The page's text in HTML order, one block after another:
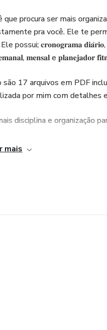
que procura ser mais
pra você. Ele te
possui; 𝐜𝐫𝐨𝐧𝐨𝐠𝐫𝐚𝐦𝐚 𝐝𝐢𝐚́𝐫𝐢𝐨,
𝐦𝐞𝐧𝐬𝐚𝐥 e 𝐩𝐥𝐚𝐧𝐞𝐣𝐚𝐝𝐨𝐫
17 arquivos em PDF
por mim com detalhes
disciplina e organização
mais